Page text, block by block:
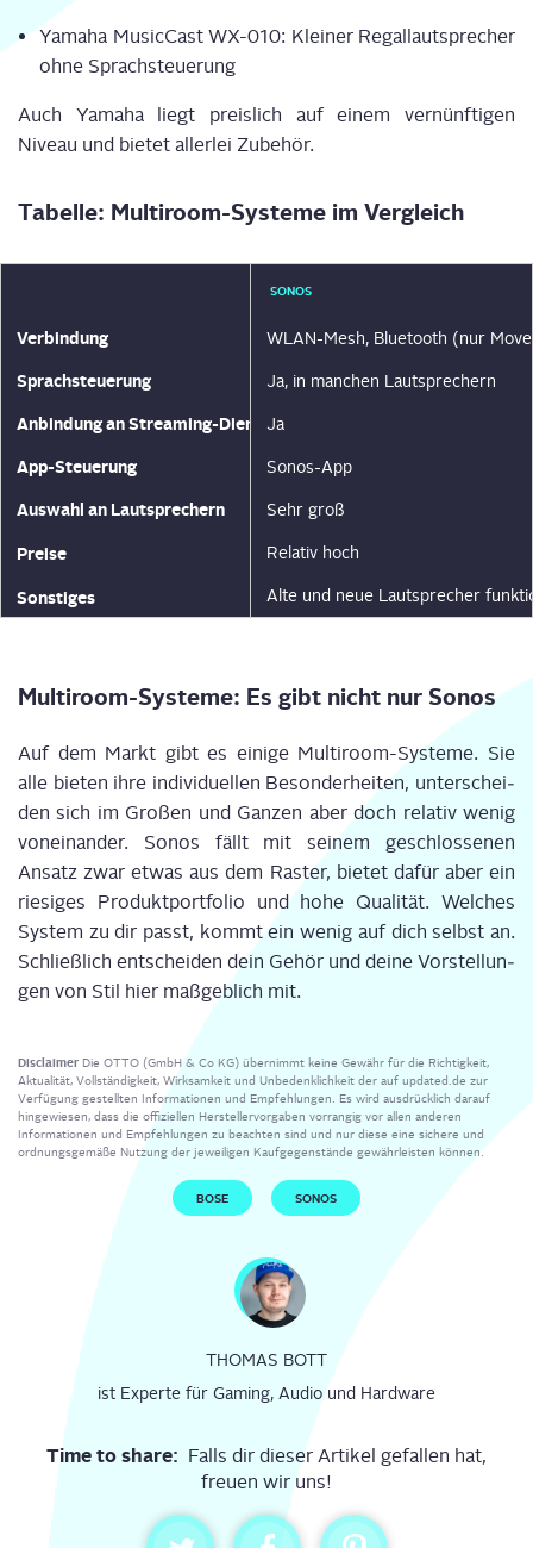
Yama­ha Music­Cast WX-010: Klei­ner Regal­laut­spre­cher
ohne Sprachsteuerung
Auch Yama­ha liegt preis­lich auf einem ver­nünf­ti­gen
Niveau und bie­tet aller­lei Zubehör.
Tabel­le: Mul­ti­room-Sys­te­me im Vergleich
SONOS
WLAN-Mesh, Blue­tooth (nur
Ja, in man­chen Lautsprechern
Ja
Sonos-App
Sehr groß
Rela­tiv hoch
Alte und neue Laut­spre­cher
Ver­bin­dung
Sprach­steue­rung
Anbin­dung an Streaming-Dienste
App-Steue­rung
Aus­wahl an Lautsprechern
Prei­se
Sons­ti­ges
Mul­ti­room-Sys­te­me: Es gibt nicht nur Sonos
Auf dem Markt gibt es eini­ge Mul­ti­room-Sys­te­me. Sie
alle bie­ten ihre indi­vi­du­el­len Beson­der­hei­ten, unter­schei­
den sich im Gro­ßen und Gan­zen aber doch rela­tiv wenig
von­ein­an­der. Sonos fällt mit sei­nem geschlos­se­nen
Ansatz zwar etwas aus dem Ras­ter, bie­tet dafür aber ein
rie­si­ges Pro­dukt­port­fo­lio und hohe Qua­li­tät. Wel­ches
Sys­tem zu dir passt, kommt ein wenig auf dich selbst an.
Schließ­lich ent­schei­den dein Gehör und dei­ne Vor­stel­lun­
gen von Stil hier maß­geb­lich mit.
Disclaimer Die OTTO (GmbH & Co KG) übernimmt keine Gewähr für die Richtigkeit,
Aktualität, Vollständigkeit, Wirksamkeit und Unbedenklichkeit der auf updated.de zur
Verfügung gestellten Informationen und Empfehlungen. Es wird ausdrücklich darauf
hingewiesen, dass die offiziellen Herstellervorgaben vorrangig vor allen anderen
Informationen und Empfehlungen zu beachten sind und nur diese eine sichere und
ordnungsgemäße Nutzung der jeweiligen Kaufgegenstände gewährleisten können.
BOSE SONOS
THOMAS BOTT
ist Experte für Gaming, Audio und Hardware
Time to share: Falls dir dieser Artikel gefallen hat,
freuen wir uns!